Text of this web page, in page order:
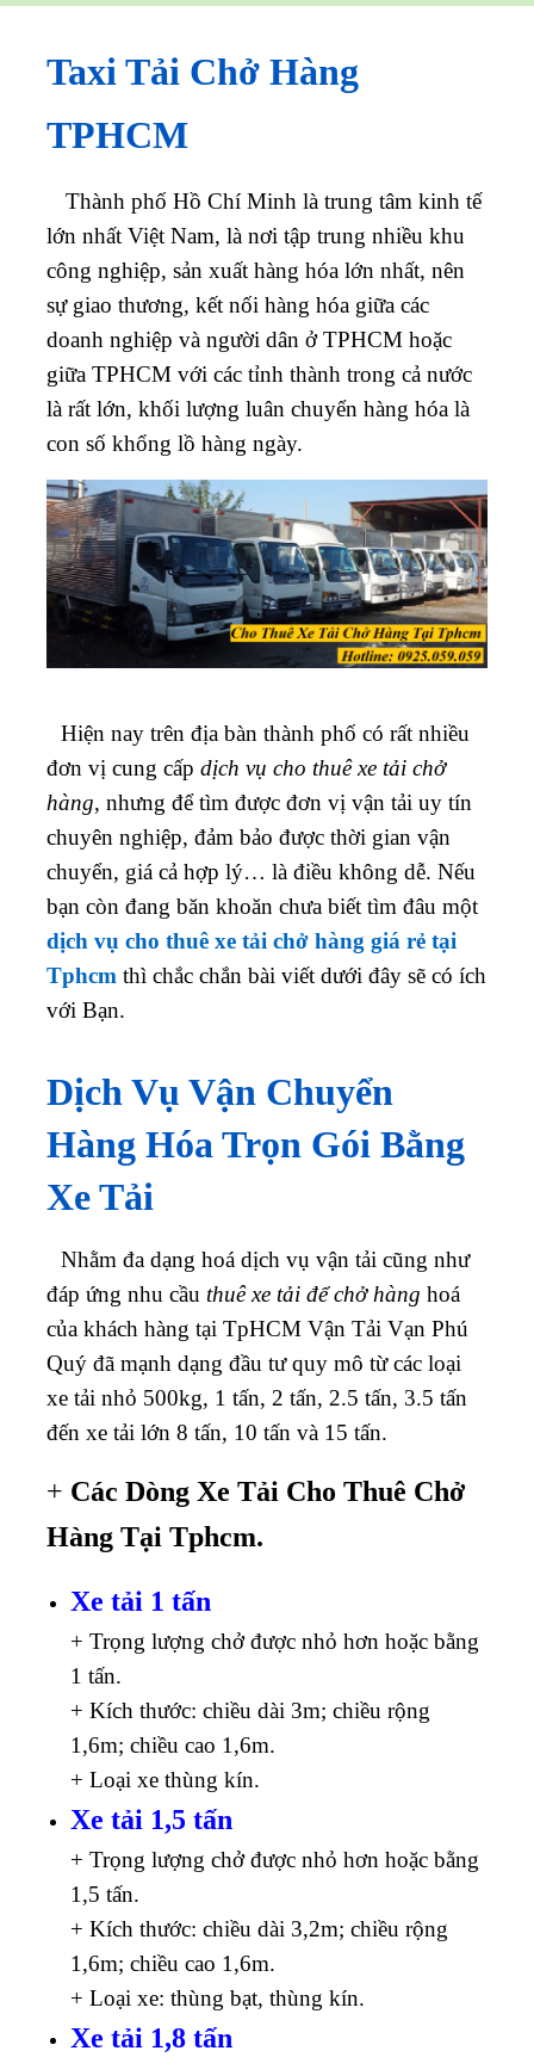
Taxi Tải Chở Hàng
TPHCM
Thành phố Hồ Chí Minh là trung tâm kinh tế
lớn nhất Việt Nam, là nơi tập trung nhiều khu
công nghiệp, sản xuất hàng hóa lớn nhất, nên
sự giao thương, kết nối hàng hóa giữa các
doanh nghiệp và người dân ở TPHCM hoặc
giữa TPHCM với các tỉnh thành trong cả nước
là rất lớn, khối lượng luân chuyển hàng hóa là
con số khổng lồ hàng ngày.
Hiện nay trên địa bàn thành phố có rất nhiều
đơn vị cung cấp dịch vụ cho thuê xe tải chở
hàng, nhưng để tìm được đơn vị vận tải uy tín
chuyên nghiệp, đảm bảo được thời gian vận
chuyển, giá cả hợp lý… là điều không dễ. Nếu
bạn còn đang băn khoăn chưa biết tìm đâu một
dịch vụ cho thuê xe tải chở hàng giá rẻ tại
Tphcm thì chắc chắn bài viết dưới đây sẽ có ích
với Bạn.
Dịch Vụ Vận Chuyển
Hàng Hóa Trọn Gói Bằng
Xe Tải
Nhằm đa dạng hoá dịch vụ vận tải cũng như
đáp ứng nhu cầu thuê xe tải để chở hàng hoá
của khách hàng tại TpHCM Vận Tải Vạn Phú
Quý đã mạnh dạng đầu tư quy mô từ các loại
xe tải nhỏ 500kg, 1 tấn, 2 tấn, 2.5 tấn, 3.5 tấn
đến xe tải lớn 8 tấn, 10 tấn và 15 tấn.
+ Các Dòng Xe Tải Cho Thuê Chở
Hàng Tại Tphcm.
Xe tải 1 tấn
+ Trọng lượng chở được nhỏ hơn hoặc bằng
1 tấn.
+ Kích thước: chiều dài 3m; chiều rộng
1,6m; chiều cao 1,6m.
+ Loại xe thùng kín.
Xe tải 1,5 tấn
+ Trọng lượng chở được nhỏ hơn hoặc bằng
1,5 tấn.
+ Kích thước: chiều dài 3,2m; chiều rộng
1,6m; chiều cao 1,6m.
+ Loại xe: thùng bạt, thùng kín.
Xe tải 1,8 tấn